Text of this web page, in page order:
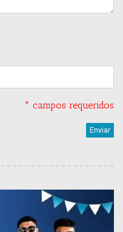
* campos requeridos